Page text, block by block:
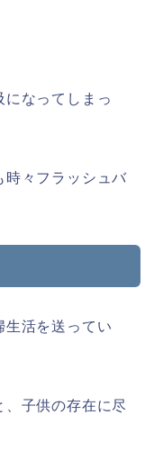
になってしまっ
時々フラッシュバ
生活を送ってい
子供の存在に尽